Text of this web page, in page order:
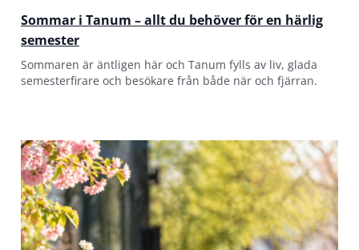
Sommar i Tanum – allt du behöver för en härlig
semester
Sommaren är äntligen här och Tanum fylls av liv, glada
semesterfirare och besökare från både när och fjärran.